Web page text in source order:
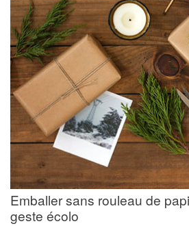
Emballer sans rouleau de
geste écolo